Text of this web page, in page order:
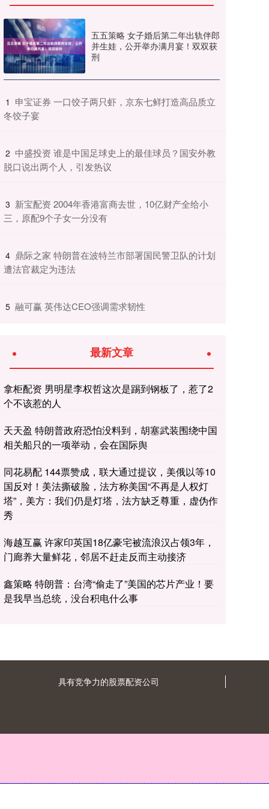
五五策略 女子婚后第二年出轨伴郎
并生娃，公开举办满月宴！双双获
刑
1 ​申宝证券 一口饺子两只虾，京东七鲜打造高品质立
冬饺子宴
2 ​中盛投资 谁是中国足球史上的最佳球员？国安外教
脱口说出两个人，引发热议
3 ​新宝配资 2004年香港富商去世，10亿财产全给小
三，原配9个子女一分没有
4 ​鼎际之家 特朗普在波特兰市部署国民警卫队的计划
遭法官裁定为违法
5 ​融可赢 英伟达CEO强调需求韧性
最新文章
拿柜配资 男明星李权哲这次是踢到钢板了，惹了2
个不该惹的人
天天盈 特朗普政府恐怕没料到，胡塞武装围绕中国
相关船只的一项举动，会在国际舆
同花易配 144票赞成，联大通过提议，美俄以等10
国反对！美法撕破脸，法方称美国“不再是人权灯
塔”，美方：我们仍是灯塔，法方缺乏尊重，虚伪作
秀
海越互赢 许家印英国18亿豪宅被流浪汉占领3年，
门廊养大量鲜花，邻居不赶走反而主动接济
鑫策略 特朗普：台湾“偷走了”美国的芯片产业！要
是我早当总统，没台积电什么事
具有竞争力的股票配资公司